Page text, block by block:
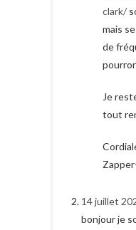
clark/
mais
de
Je
tout
14 juillet
bonjour je